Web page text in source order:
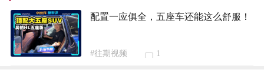
配置一应俱全，五座车还能这么舒服！
#往期视频 1